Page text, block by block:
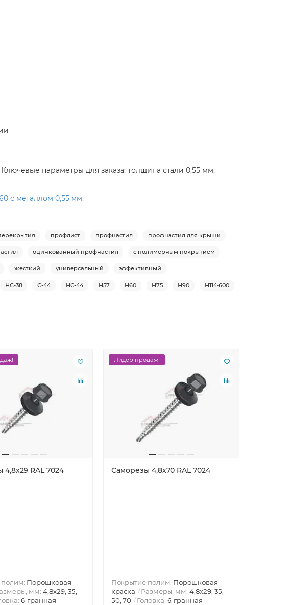
параметры для заказа: толщина стали 0,55 мм,
с металлом 0,55 мм.
профлист профнастил профнастил для крыши
оцинкованный профнастил с полимерным покрытием
жесткий универсальный эффективный
НС-38 С-44 НС-44 Н57 Н60 Н75 Н90 Н114-600
RAL 7024
Порошковая
мм: 4,8х29, 35,
6-гранная
Лидер продаж!
Саморезы 4,8х70 RAL 7024
Покрытие полим: Порошковая
краска
Размеры, мм: 4,8х29, 35,
50, 70
Головка: 6-гранная